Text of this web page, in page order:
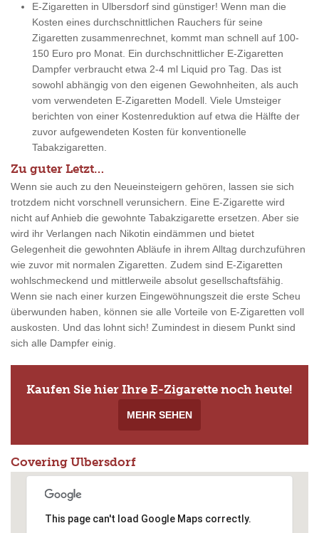
E-Zigaretten in Ulbersdorf sind günstiger! Wenn man die
Kosten eines durchschnittlichen Rauchers für seine
Zigaretten zusammenrechnet, kommt man schnell auf 100-
150 Euro pro Monat. Ein durchschnittlicher E-Zigaretten
Dampfer verbraucht etwa 2-4 ml Liquid pro Tag. Das ist
sowohl abhängig von den eigenen Gewohnheiten, als auch
vom verwendeten E-Zigaretten Modell. Viele Umsteiger
berichten von einer Kostenreduktion auf etwa die Hälfte der
zuvor aufgewendeten Kosten für konventionelle
Tabakzigaretten.
Zu guter Letzt…
Wenn sie auch zu den Neueinsteigern gehören, lassen sie sich
trotzdem nicht vorschnell verunsichern. Eine E-Zigarette wird
nicht auf Anhieb die gewohnte Tabakzigarette ersetzen. Aber sie
wird ihr Verlangen nach Nikotin eindämmen und bietet
Gelegenheit die gewohnten Abläufe in ihrem Alltag durchzuführen
wie zuvor mit normalen Zigaretten. Zudem sind E-Zigaretten
wohlschmeckend und mittlerweile absolut gesellschaftsfähig.
Wenn sie nach einer kurzen Eingewöhnungszeit die erste Scheu
überwunden haben, können sie alle Vorteile von E-Zigaretten voll
auskosten. Und das lohnt sich! Zumindest in diesem Punkt sind
sich alle Dampfer einig.
Kaufen Sie hier Ihre E-Zigarette noch heute!
MEHR SEHEN
Covering Ulbersdorf
This page can't load Google Maps correctly.